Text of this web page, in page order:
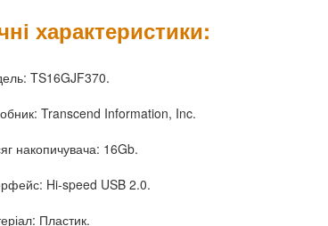
характеристики:
TS16GJF370.
Transcend Information, Inc.
накопичувача: 16Gb.
Hi-speed USB 2.0.
Пластик.